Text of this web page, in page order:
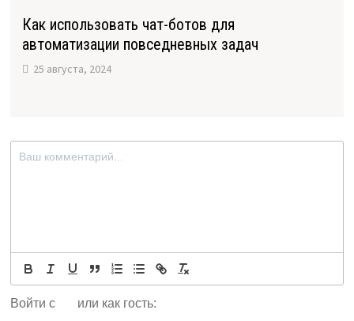
Как использовать чат-ботов для
автоматизации повседневных задач
25 августа, 2024
Войти с или как гость: